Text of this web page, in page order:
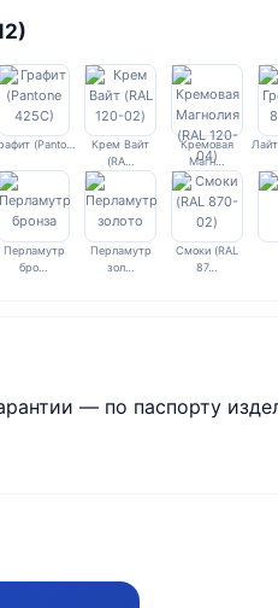
(Panto…
Крем Вайт
(RA…
Кремовая
Магн…
Перламутр
бро…
Перламутр
зол…
Смоки (RAL
87…
— по паспорту